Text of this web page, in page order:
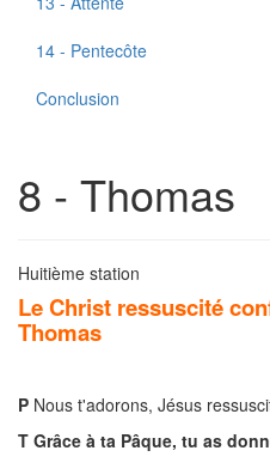
14 - Pentecôte
Conclusion
8 - Thomas
Huitième station
Le Christ ressuscité
Thomas
P Nous t'adorons, Jésus
T Grâce à ta Pâque, tu as